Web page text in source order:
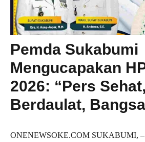
Pemda Sukabumi
Mengucapakan
2026: “Pers
Berdaulat,
ONENEWSOKE.COM SUKABUMI, –